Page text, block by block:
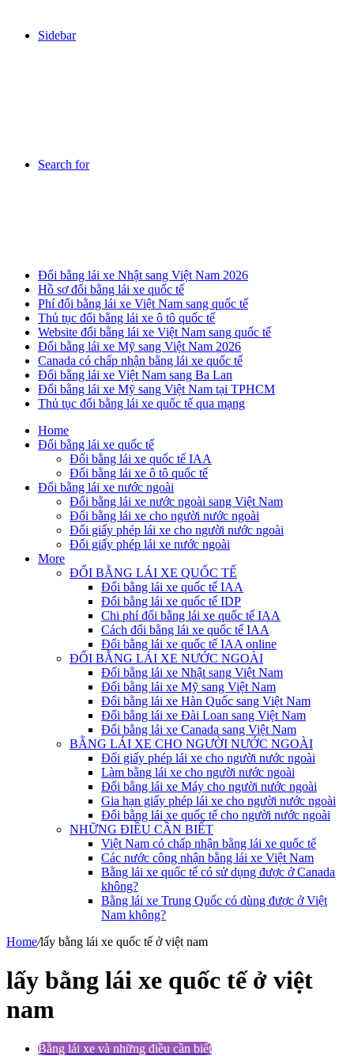
Sidebar
Search for
Đổi bằng lái xe Nhật sang Việt Nam 2026
Hồ sơ đổi bằng lái xe quốc tế
Phí đổi bằng lái xe Việt Nam sang quốc tế
Thủ tục đổi bằng lái xe ô tô quốc tế
Website đổi bằng lái xe Việt Nam sang quốc tế
Đổi bằng lái xe Mỹ sang Việt Nam 2026
Canada có chấp nhận bằng lái xe quốc tế
Đổi bằng lái xe Việt Nam sang Ba Lan
Đổi bằng lái xe Mỹ sang Việt Nam tại TPHCM
Thủ tục đổi bằng lái xe quốc tế qua mạng
Home
Đổi bằng lái xe quốc tế
Đổi bằng lái xe quốc tế IAA
Đổi bằng lái xe ô tô quốc tế
Đổi bằng lái xe nước ngoài
Đổi bằng lái xe nước ngoài sang Việt Nam
Đổi bằng lái xe cho người nước ngoài
Đổi giấy phép lái xe cho người nước ngoài
Đổi giấy phép lái xe nước ngoài
More
ĐỔI BẰNG LÁI XE QUỐC TẾ
Đổi bằng lái xe quốc tế IAA
Đổi bằng lái xe quốc tế IDP
Chi phí đổi bằng lái xe quốc tế IAA
Cách đổi bằng lái xe quốc tế IAA
Đổi bằng lái xe quốc tế IAA online
ĐỔI BẰNG LÁI XE NƯỚC NGOÀI
Đổi bằng lái xe Nhật sang Việt Nam
Đổi bằng lái xe Mỹ sang Việt Nam
Đổi bằng lái xe Hàn Quốc sang Việt Nam
Đổi bằng lái xe Đài Loan sang Việt Nam
Đổi bằng lái xe Canada sang Việt Nam
BẰNG LÁI XE CHO NGƯỜI NƯỚC NGOÀI
Đổi giấy phép lái xe cho người nước ngoài
Làm bằng lái xe cho người nước ngoài
Đổi bằng lái xe Máy cho người nước ngoài
Gia hạn giấy phép lái xe cho người nước ngoài
Đổi bằng lái xe quốc tế cho người nước ngoài
NHỮNG ĐIỀU CẦN BIẾT
Việt Nam có chấp nhận bằng lái xe quốc tế
Các nước công nhận bằng lái xe Việt Nam
Bằng lái xe quốc tế có sử dụng được ở Canada
không?
Bằng lái xe Trung Quốc có dùng được ở Việt
Nam không?
Home/lấy bằng lái xe quốc tế ở việt nam
lấy bằng lái xe quốc tế ở việt
nam
Bằng lái xe và những điều cần biết